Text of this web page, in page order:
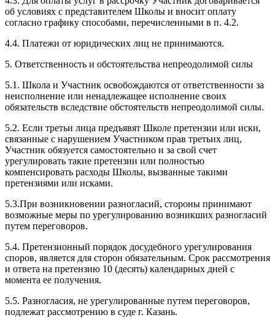
об условиях с представителем Школы и вносит оплату
согласно графику способами, перечисленными в п. 4.2.
4.4. Платежи от юридических лиц не принимаются.
5. Ответственность и обстоятельства непреодолимой силы
5.1. Школа и Участник освобождаются от ответственности за
неисполнение или ненадлежащее исполнение своих
обязательств вследствие обстоятельств непреодолимой силы.
5.2. Если третьи лица предъявят Школе претензии или иски,
связанные с нарушением Участником прав третьих лиц,
Участник обязуется самостоятельно и за свой счет
урегулировать такие претензии или полностью
компенсировать расходы Школы, вызванные такими
претензиями или исками.
5.3.При возникновении разногласий, стороны принимают
возможные меры по урегулированию возникших разногласий
путем переговоров.
5.4. Претензионный порядок досудебного урегулирования
споров, является для сторон обязательным. Срок рассмотрения
и ответа на претензию 10 (десять) календарных дней с
момента ее получения.
5.5. Разногласия, не урегулированные путем переговоров,
подлежат рассмотрению в суде г. Казань.